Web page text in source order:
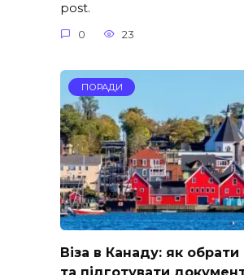
post.
0 23
ПОРАДИ
Віза в Канаду: як обрати